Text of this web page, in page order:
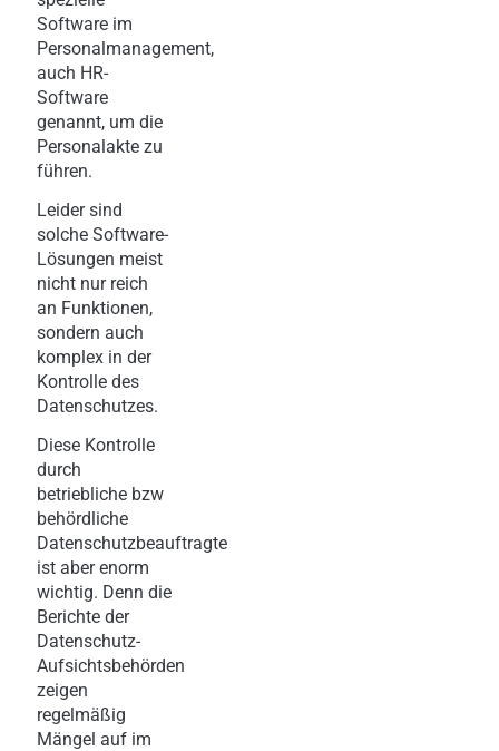
Software im
Personalmanagement,
auch HR-
Software
genannt, um die
Personalakte zu
führen.
Leider sind
solche Software-
Lösungen meist
nicht nur reich
an Funktionen,
sondern auch
komplex in der
Kontrolle des
Datenschutzes.
Diese Kontrolle
durch
betriebliche bzw
behördliche
Datenschutzbeauftragte
ist aber enorm
wichtig. Denn die
Berichte der
Datenschutz-
Aufsichtsbehörden
zeigen
regelmäßig
Mängel auf im